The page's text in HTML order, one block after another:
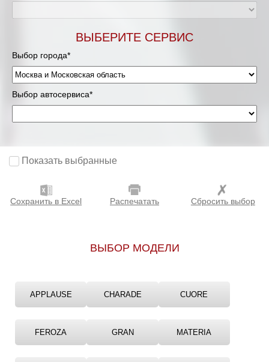
Мурманск
Нижневартовск
Нижний Новгород
Новосибирск
Оренбург
Ростов-на-Дону
Санкт-Петербург
ВЫБЕРИТЕ СЕРВИС
Выбор города*
Выбор автосервиса*
Показать выбранные
Сохранить в Excel Распечатать Сбросить выбор
ВЫБОР МОДЕЛИ
APPLAUSE CHARADE CUORE
FEROZA GRAN MATERIA